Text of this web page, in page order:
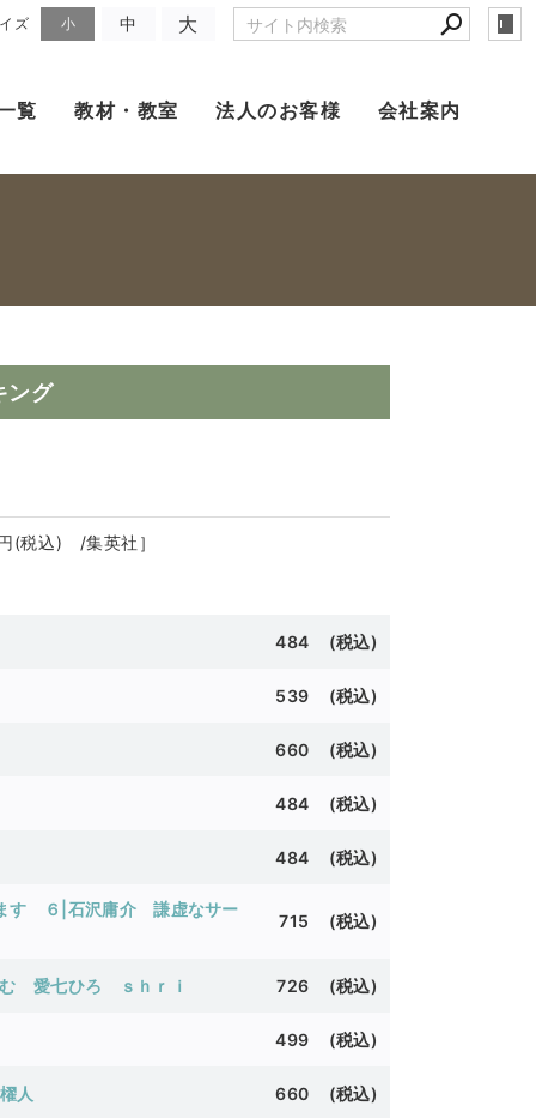
ズ 小 中 大
覧 教材・教室 法人のお客様 会社案内
ング
税込) /集英社］
484 (税込)
539 (税込)
660 (税込)
484 (税込)
484 (税込)
す ６|石沢庸介
謙虚なサー
715 (税込)
愛七ひろ ｓｈｒｉ 726 (税込)
499 (税込)
人 660 (税込)